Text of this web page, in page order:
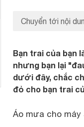
Chuyển tới nội
Bạn trai của bạn
nhưng bạn lại
dưới đây, chắc
đỏ cho bạn trai
Áo mưa cho máy